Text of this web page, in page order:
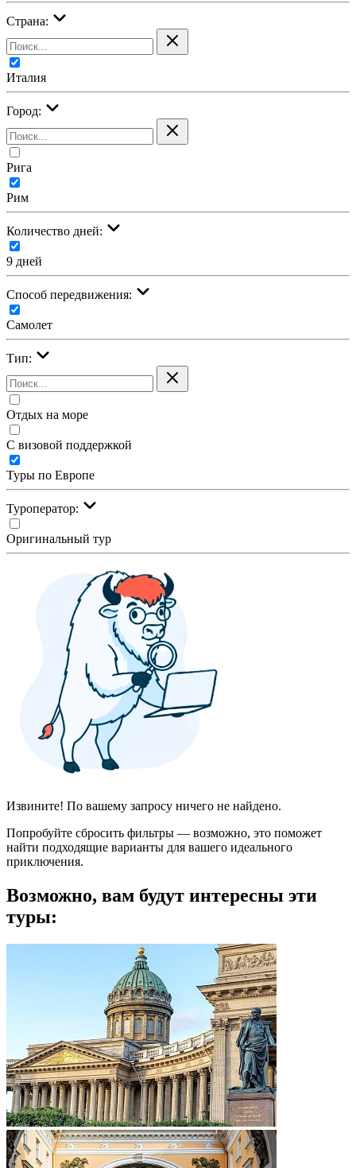
Страна:
Италия
Город:
Рига
Рим
Количество дней:
9 дней
Cпособ передвижения:
Самолет
Тип:
Отдых на море
С визовой поддержкой
Туры по Европе
Туроператор:
Оригинальный тур
Извините! По вашему запросу ничего не найдено.
Попробуйте сбросить фильтры — возможно, это поможет
найти подходящие варианты для вашего идеального
приключения.
Возможно, вам будут интересны эти
туры: